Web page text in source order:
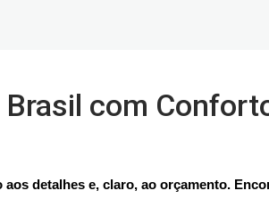
com
detalhes e, claro, ao orçamento.